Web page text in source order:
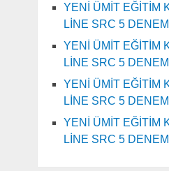
YENİ ÜMİT EĞİTİM
LİNE SRC 5
YENİ ÜMİT EĞİTİM
LİNE SRC 5
YENİ ÜMİT EĞİTİM
LİNE SRC 5
YENİ ÜMİT EĞİTİM
LİNE SRC 5